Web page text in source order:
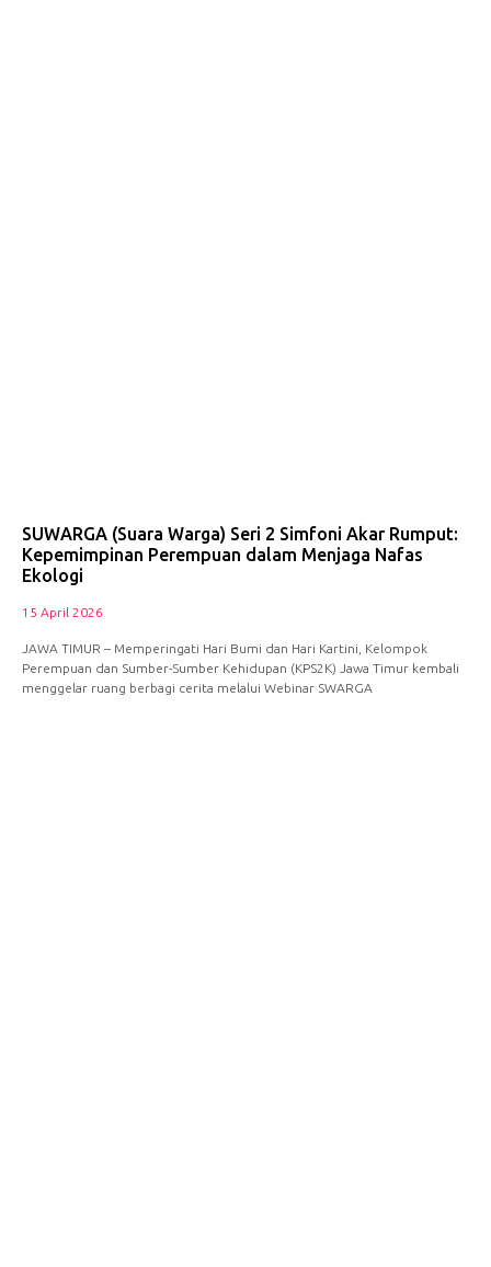
SUWARGA (Suara Warga) Seri 2 Simfoni Akar Rumput:
Kepemimpinan Perempuan dalam Menjaga Nafas
Ekologi
15 April 2026
JAWA TIMUR – Memperingati Hari Bumi dan Hari Kartini, Kelompok
Perempuan dan Sumber-Sumber Kehidupan (KPS2K) Jawa Timur kembali
menggelar ruang berbagi cerita melalui Webinar SWARGA